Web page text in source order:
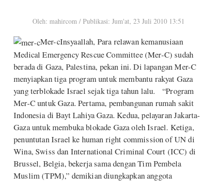
Oleh: mahircom / Publikasi: Jum'at, 23 Juli 2010 13:51
Mer-cInsyaallah, Para relawan kemanusiaan
Medical Emergency Rescue Committee (Mer-C) sudah
berada di Gaza, Palestina, pekan ini. Di lapangan Mer-C
menyiapkan tiga program untuk membantu rakyat Gaza
yang terblokade Israel sejak tiga tahun lalu. “Program
Mer-C untuk Gaza. Pertama, pembangunan rumah sakit
Indonesia di Bayt Lahiya Gaza. Kedua, pelayaran Jakarta-
Gaza untuk membuka blokade Gaza oleh Israel. Ketiga,
penuntutan Israel ke human right commission of UN di
Wina, Swiss dan International Criminal Court (ICC) di
Brussel, Belgia, bekerja sama dengan Tim Pembela
Muslim (TPM),” demikian diungkapkan anggota